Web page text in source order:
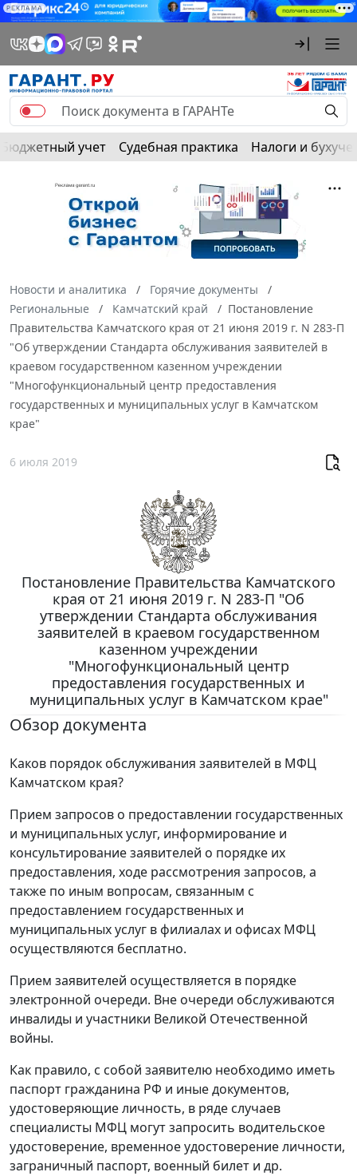
РЕКЛАМА
Бюджетный учет Судебная практика Налоги и
Новости и аналитика
Горячие документы
Региональные
Камчатский край
Постановление
Правительства Камчатского края от 21 июня 2019 г. N 283-П
"Об утверждении Стандарта обслуживания заявителей в
краевом государственном казенном учреждении
"Многофункциональный центр предоставления
государственных и муниципальных услуг в Камчатском
крае"
6 июля 2019
Постановление Правительства Камчатского
края от 21 июня 2019 г. N 283-П "Об
утверждении Стандарта обслуживания
заявителей в краевом государственном
казенном учреждении
"Многофункциональный центр
предоставления государственных и
муниципальных услуг в Камчатском крае"
Обзор документа
Каков порядок обслуживания заявителей в МФЦ
Камчатском края?
Прием запросов о предоставлении государственных
и муниципальных услуг, информирование и
консультирование заявителей о порядке их
предоставления, ходе рассмотрения запросов, а
также по иным вопросам, связанным с
предоставлением государственных и
муниципальных услуг в филиалах и офисах МФЦ
осуществляются бесплатно.
Прием заявителей осуществляется в порядке
электронной очереди. Вне очереди обслуживаются
инвалиды и участники Великой Отечественной
войны.
Как правило, с собой заявителю необходимо иметь
паспорт гражданина РФ и иные документов,
удостоверяющие личность, в ряде случаев
специалисты МФЦ могут запросить водительское
удостоверение, временное удостоверение личности,
заграничный паспорт, военный билет и др.